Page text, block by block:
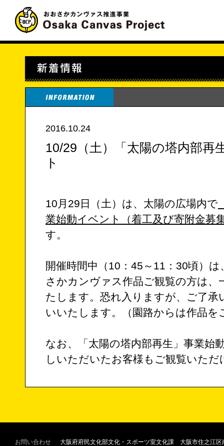
2016.10.24
10/29（土）「太陽の塔内部再
ト
10月29日（土）は、太陽の広場内で
業始動イベント（着工及び寄附金募
す。
開催時間中（10：45～11：30頃）
さかカンヴァス作品ご観覧の方は、
たします。恐れ入りますが、ご了
いいたします。（園路からは作品を
なお、「太陽の塔内部再生」事業始
しいただいたお客様もご観覧いただ
お問い合わせ
大阪府府民文化部文化・スポーツ室文化課 大阪市住之江区